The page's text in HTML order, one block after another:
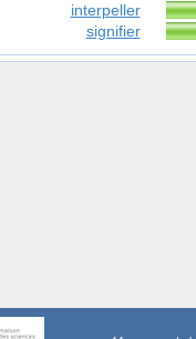
interpeller
signifier